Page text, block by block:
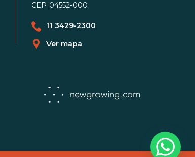
CEP 04552-000
11 3429-2300
Ver mapa
newgrowing.com